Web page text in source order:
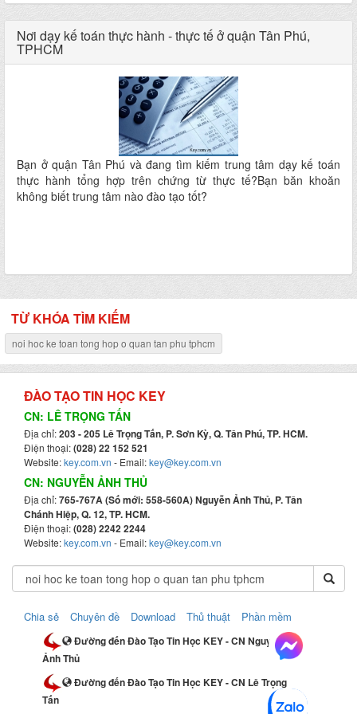
Nơi dạy kế toán thực hành - thực tế ở quận Tân Phú,
TPHCM
Bạn ở quận Tân Phú và đang tìm kiếm trung tâm dạy kế toán
thực hành tổng hợp trên chứng từ thực tế?Bạn băn khoăn
không biết trung tâm nào đào tạo tốt?
TỪ KHÓA TÌM KIẾM
noi hoc ke toan tong hop o quan tan phu tphcm
ĐÀO TẠO TIN HỌC KEY
CN: LÊ TRỌNG TẤN
Địa chỉ:203 - 205 Lê Trọng Tấn, P. Sơn Kỳ, Q. Tân Phú, TP. HCM.
Điện thoại:(028) 22 152 521
Website:key.com.vn - Email:key@key.com.vn
CN: NGUYỄN ẢNH THỦ
Địa chỉ:765-767A (Số mới: 558-560A) Nguyễn Ảnh Thủ, P. Tân
Chánh Hiệp, Q. 12, TP. HCM.
Điện thoại:(028) 2242 2244
Website:key.com.vn - Email:key@key.com.vn
Chia sẻ Chuyên đề Download Thủ thuật Phần mềm
Đường đến Đào Tạo Tin Học KEY - CN Nguyễn
Ảnh Thủ
Đường đến Đào Tạo Tin Học KEY - CN Lê Trọng
Tấn